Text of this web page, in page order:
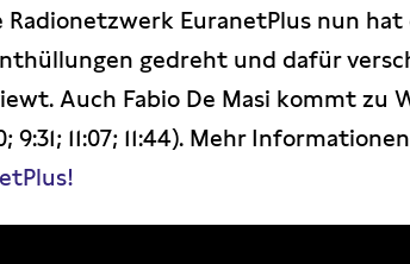
EuranetPlus nun hat
gedreht und dafür
Auch Fabio De Masi kommt zu
9:31; 11:07; 11:44). Mehr